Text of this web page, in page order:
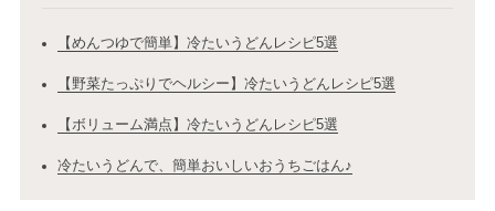
【めんつゆで簡単】冷たいうどんレシピ5選
【野菜たっぷりでヘルシー】冷たいうどんレシピ5選
【ボリューム満点】冷たいうどんレシピ5選
冷たいうどんで、簡単おいしいおうちごはん♪